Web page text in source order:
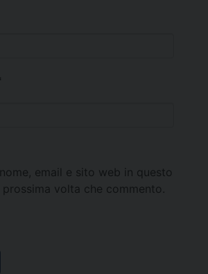
email e sito web in questo
volta che commento.